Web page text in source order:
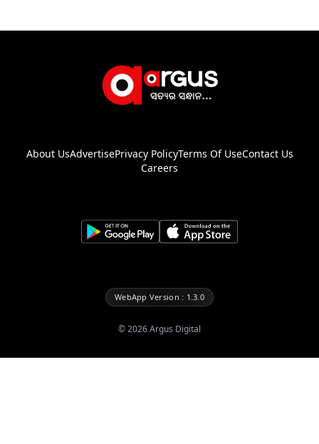
About UsAdvertisePrivacy PolicyTerms Of UseContact Us
Careers
WebApp Version : 1.3.0
©2026Argus Digital